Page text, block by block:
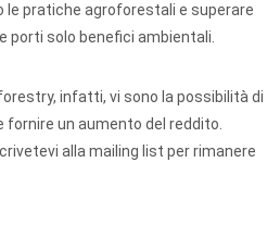
le pratiche agroforestali e superare
porti solo benefici ambientali.
infatti, vi sono la possibilità di
un aumento del reddito.
alla mailing list per rimanere